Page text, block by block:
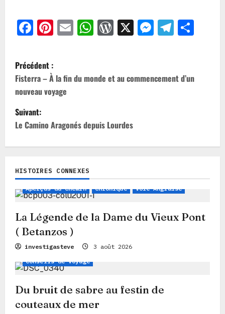
Facebook
Pinterest
EmailWhatsApp
WordPress
X
N
a
v
i
g
a
t
i
o
n
d
’
a
r
t
Précédent :
Fisterra – À la fin du monde et au commencement d’un
nouveau voyage
Suivant:
Le Camino Aragonés depuis Lourdes
HISTOIRES CONNEXES
Légendes, Mythes et Histoires
Aperçus du Chemin Chronique Voie Anglaise
La Légende de la Dame du Vieux Pont
( Betanzos )
investigasteve 3 août 2026
Chronique Aperçus du Chemin
Conseils de voyage
Du bruit de sabre au festin de
couteaux de mer